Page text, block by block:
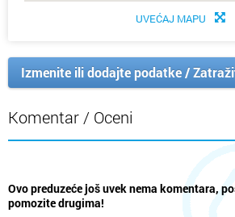
UVEĆAJ MAPU
Izmenite ili dodajte podatke /
Komentar / Oceni
Ovo preduzeće još uvek nema komentara,
pomozite drugima!